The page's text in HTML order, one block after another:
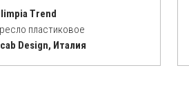
Trend
пластиковое
Design, Италия